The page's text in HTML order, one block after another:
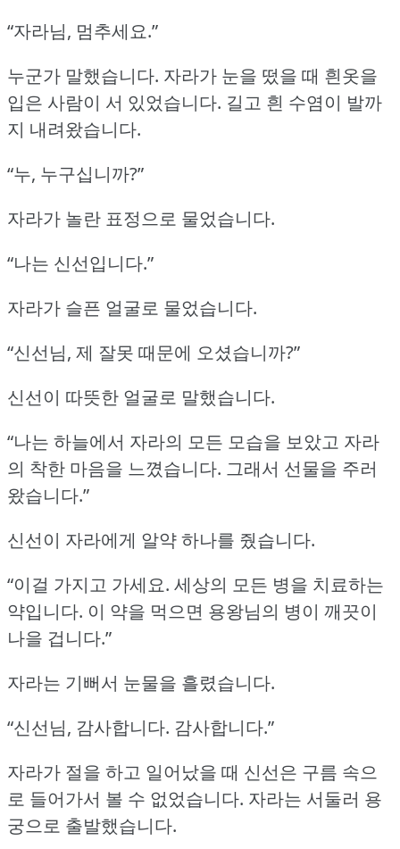
“자라님, 멈추세요.”
누군가 말했습니다. 자라가 눈을 떴을 때 흰옷을
입은 사람이 서 있었습니다. 길고 흰 수염이 발까
지 내려왔습니다.
“누, 누구십니까?”
자라가 놀란 표정으로 물었습니다.
“나는 신선입니다.”
자라가 슬픈 얼굴로 물었습니다.
“신선님, 제 잘못 때문에 오셨습니까?”
신선이 따뜻한 얼굴로 말했습니다.
“나는 하늘에서 자라의 모든 모습을 보았고 자라
의 착한 마음을 느꼈습니다. 그래서 선물을 주러
왔습니다.”
신선이 자라에게 알약 하나를 줬습니다.
“이걸 가지고 가세요. 세상의 모든 병을 치료하는
약입니다. 이 약을 먹으면 용왕님의 병이 깨끗이
나을 겁니다.”
자라는 기뻐서 눈물을 흘렸습니다.
“신선님, 감사합니다. 감사합니다.”
자라가 절을 하고 일어났을 때 신선은 구름 속으
로 들어가서 볼 수 없었습니다. 자라는 서둘러 용
궁으로 출발했습니다.